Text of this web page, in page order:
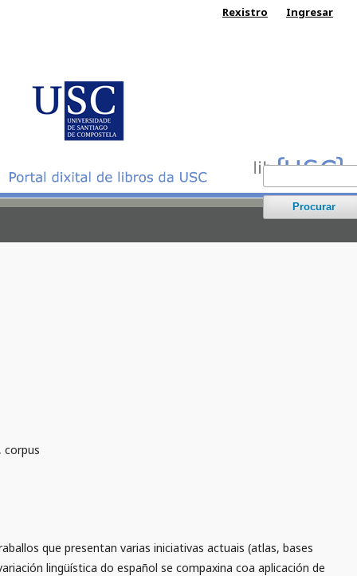
Procurar
Rexistro Ingresar
corpus
que presentan varias iniciativas actuais (atlas, bases
lingüística do español se compaxina coa aplicación de